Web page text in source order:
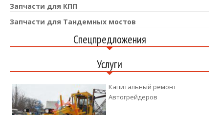
Запчасти для КПП
Запчасти для Тандемных мостов
Спецпредложения
Услуги
Капитальный ремонт
Автогрейдеров